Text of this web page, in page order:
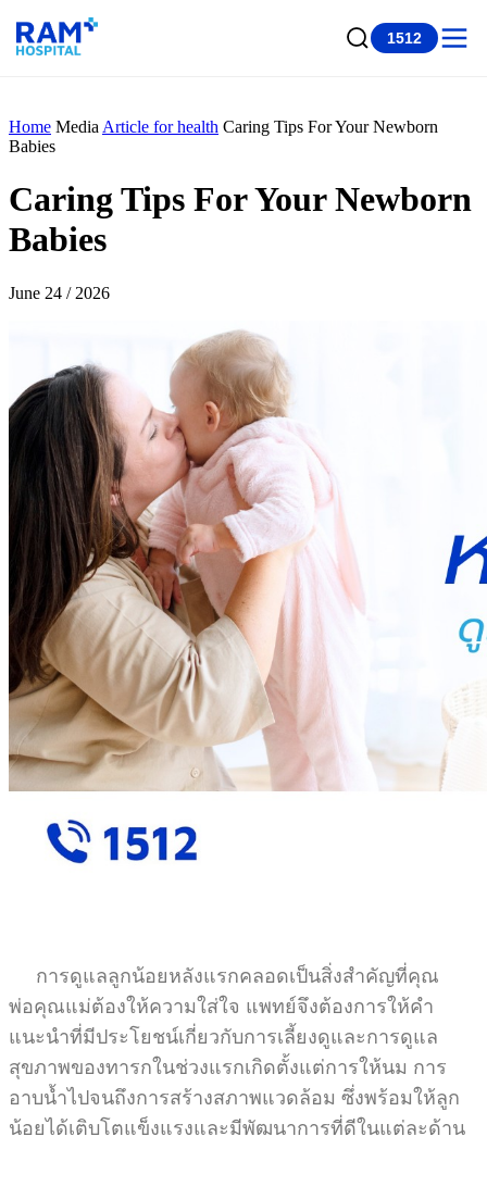
1512
Home Media Article for health Caring Tips For Your Newborn
Babies
Caring Tips For Your Newborn
Babies
June 24 / 2026
การดูแลลูกน้อยหลังแรกคลอดเป็นสิ่งสำคัญที่คุณ
พ่อคุณแม่ต้องให้ความใส่ใจ แพทย์จึงต้องการให้คำ
แนะนำที่มีประโยชน์เกี่ยวกับการเลี้ยงดูและการดูแล
สุขภาพของทารกในช่วงแรกเกิดตั้งแต่การให้นม การ
อาบน้ำไปจนถึงการสร้างสภาพแวดล้อม ซึ่งพร้อมให้ลูก
น้อยได้เติบโตแข็งแรงและมีพัฒนาการที่ดีในแต่ละด้าน